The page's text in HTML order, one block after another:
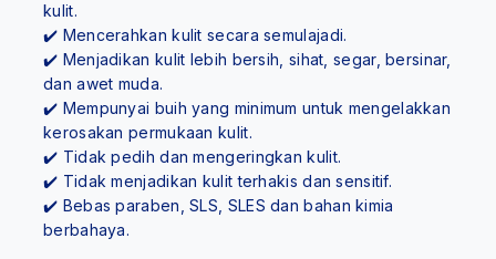
kulit.
✔️ Mencerahkan kulit secara semulajadi.
✔️ Menjadikan kulit lebih bersih, sihat, segar, bersinar,
dan awet muda.
✔️ Mempunyai buih yang minimum untuk mengelakkan
kerosakan permukaan kulit.
✔️ Tidak pedih dan mengeringkan kulit.
✔️ Tidak menjadikan kulit terhakis dan sensitif.
✔️ Bebas paraben, SLS, SLES dan bahan kimia
berbahaya.